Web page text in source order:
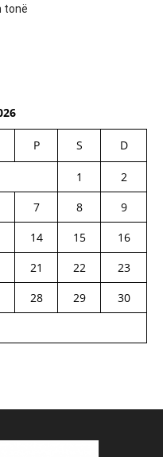
tonë
P S D
1
2
7 8
9
14 15
16
21 22
23
28 29
30